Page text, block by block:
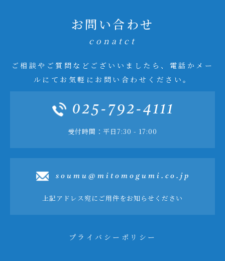
お問い合わせ
conatct
ご相談やご質問などございいましたら、電話かメー
ルにてお気軽にお問い合わせください。
025-792-4111
受付時間：平日7:30 - 17:00
soumu@mitomogumi.co.jp
上記アドレス宛にご用件をお知らせください
プライバシーポリシー